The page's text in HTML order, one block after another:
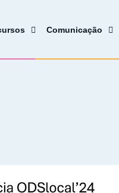
Comunicação